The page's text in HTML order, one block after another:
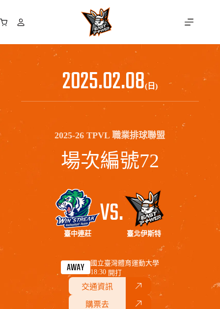
至
購
2025.02.08(日)
2025-26 TPVL 職業排球聯盟
場次編號72
臺中連莊
VS.
臺北伊斯特
AWAY
國立臺灣體育運動大學
18:30 開打
交通資訊
購票去